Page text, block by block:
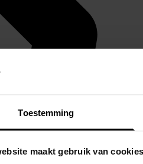
Toestemming
maakt gebruik van cookies